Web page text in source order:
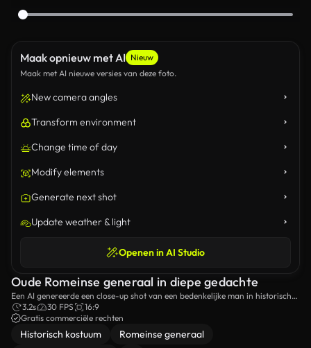
Maak opnieuw met AI Nieuw
Maak met AI nieuwe versies van deze foto.
New camera angles
Transform environment
Change time of day
Modify elements
Generate next shot
Update weather & light
Openen in AI Studio
Oude Romeinse generaal in diepe gedachte
Een AI genereerde een close-up shot van een bedenkelijke man in historische
Romeinse militaire kleding, exemplaar van leiderschap en contemplatie.
3.2s 30 FPS
16:9
Gratis commerciële rechten
Historisch kostuum
Romeinse generaal